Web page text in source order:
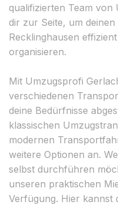
qualifizierten Team von
dir zur Seite, um
Recklinghausen
organisieren.
Mit Umzugsprofi
verschiedenen
deine Bedürfnisse
klassischen
modernen
weitere Optionen an.
selbst durchführen
unseren praktischen
Verfügung. Hier kannst